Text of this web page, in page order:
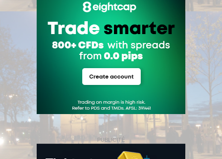
PUBLICITÉ